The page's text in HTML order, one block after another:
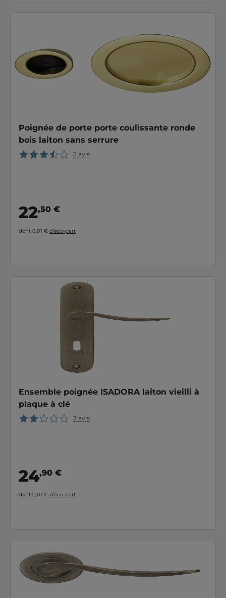
Poignée de porte porte coulissante ronde
bois laiton sans serrure
3 avis
22,50 €
dont 0,01 € d’éco-part
Ensemble poignée ISADORA laiton vieilli à
plaque à clé
3 avis
24,90 €
dont 0,01 € d’éco-part